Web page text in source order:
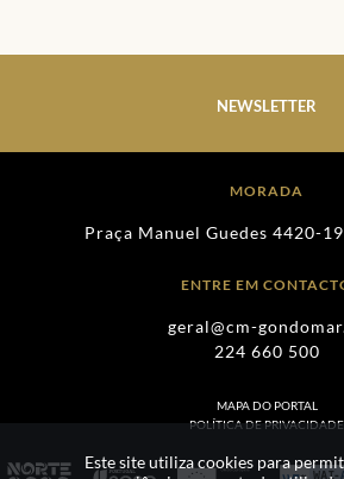
NEWSLETTER
MORADA
Praça Manuel Guedes 4420-
ENTRE EM
geral@cm-
224 660 500
MAPA DO PORTAL
POLÍTICA DE PRIVACIDADE
Este site utiliza cookies para